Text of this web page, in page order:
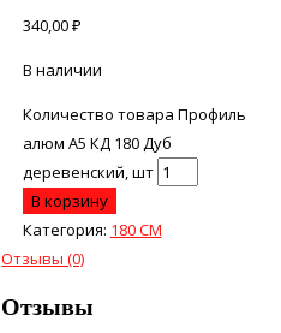
340,00₽
В наличии
Количество товара Профиль
алюм А5 КД 180 Дуб
деревенский, шт
В корзину
Категория: 180 СМ
Отзывы (0)
Отзывы